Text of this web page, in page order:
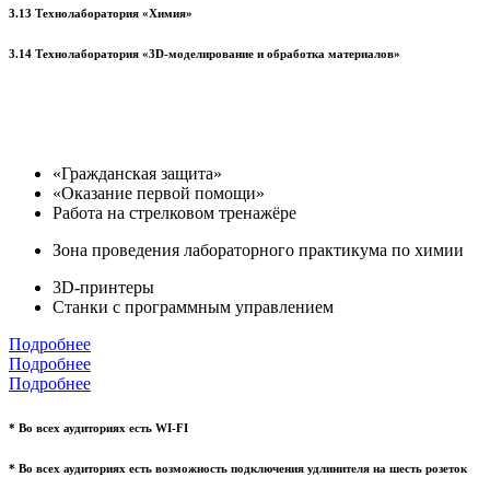
3.13 Технолаборатория «Химия»
3.14 Технолаборатория «3D-моделирование и обработка материалов»
«Гражданская защита»
«Оказание первой помощи»
Работа на стрелковом тренажёре
Зона проведения лабораторного практикума по химии
3D-принтеры
Станки с программным управлением
Подробнее
Подробнее
Подробнее
* Во всех аудиториях есть WI-FI
* Во всех аудиториях есть возможность подключения удлинителя на шесть розеток